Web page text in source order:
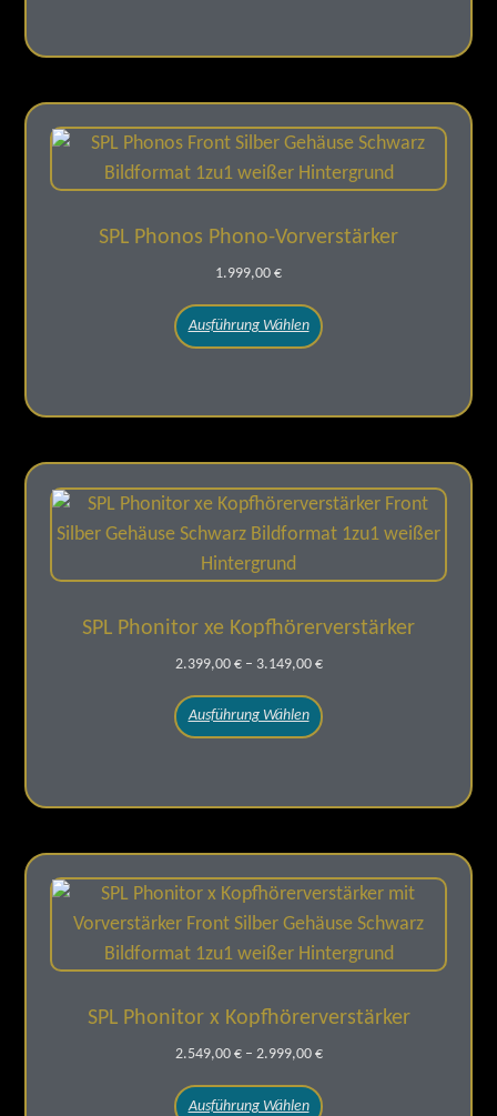
SPL Phonos Phono-Vorverstärker
1.999,00 €
Ausführung Wählen
SPL Phonitor xe Kopfhörerverstärker
2.399,00 € – 3.149,00 €
Ausführung Wählen
SPL Phonitor x Kopfhörerverstärker
2.549,00 € – 2.999,00 €
Ausführung Wählen